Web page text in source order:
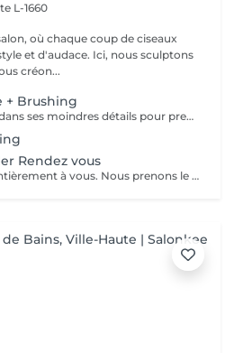
L-1660
où chaque coup de ciseaux
et d'audace. Ici, nous sculptons
créon...
+ Brushing
Une expérience pensée dans ses moindres détails pour prendre soin de vous comme il se doit. Nous commençons par un shampoing d'exception, sélectionné avec soin selon la nature et les besoins de votre chevelure, agrémenté d'un massage enveloppant du cuir chevelu pour une détente absolue. Vient ensuite la coupe, précédée d'un diagnostic personnalisé pour cerner vos envies et sublimer votre style. Chaque geste est maîtrisé, chaque détail soigné. Pour finir, un brushing raffiné vient parachever le résultat lisse et soyeux, volumisé ou subtilement ondulé, selon vos désirs. Vous repartez avec une chevelure magnifiée et un éclat qui se remarque.
Rendez vous
Une rencontre dédiée entièrement à vous. Nous prenons le temps d'analyser votre chevelure, de comprendre vos habitudes et d'échanger sur vos envies pour définir ensemble la routine et le style qui vous correspondent vraiment. Un moment privilégié pour poser les bases d'un suivi sur mesure.